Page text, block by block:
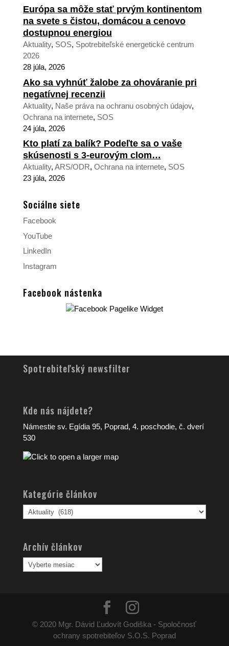
Európa sa môže stať prvým kontinentom
na svete s čistou, domácou a cenovo
dostupnou energiou
Aktuality, SOS, Spotrebiteľské energetické centrum
2026
28 júla, 2026
Ako sa vyhnúť žalobe za ohováranie pri
negatívnej recenzii
Aktuality, Naše práva na ochranu osobných údajov,
Ochrana na internete, SOS
24 júla, 2026
Kto platí za balík? Podeľte sa o vaše
skúsenosti s 3-eurovým clom…
Aktuality, ARS/ODR, Ochrana na internete, SOS
23 júla, 2026
Sociálne siete
Facebook
YouTube
LinkedIn
Instagram
Facebook nástenka
Spotrebiteľský newsfilter
Kde nás nájdete?
Námestie sv. Egídia 95, Poprad, 4. poschodie, č. dverí
530
Kategórie článkov
Kategórie
článkov
Archív článkov
Archív
článkov
© 2020 Mgr. Dávid Ľudovít Godiška - Spoločnosť
ochrany spotrebiteľov S.O.S. Poprad